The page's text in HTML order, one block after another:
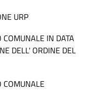
URP
COMUNALE IN DATA
DELL' ORDINE DEL
COMUNALE